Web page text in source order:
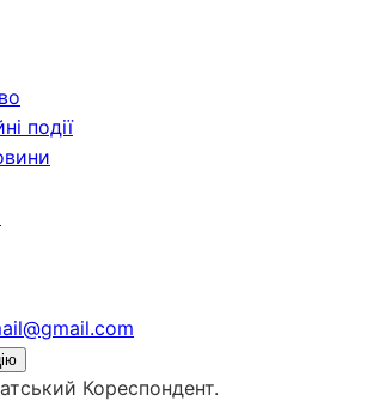
події
Кореспондент.